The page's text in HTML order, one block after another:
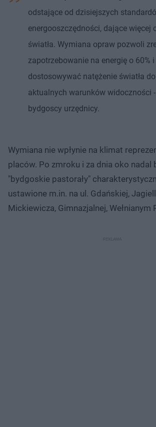
odstające od dzisiejszych
energooszczędności, dające więcej
światła. Wymiana opraw pozwoli
zapotrzebowanie na energię o 60% i
dostosowywać natężenie światła do
aktualnych warunków widoczności -
bydgoscy urzędnicy.
Wymiana nie wpłynie na klimat
placów. Po zmroku i za dnia oko nadal
"bydgoskie pastorały"
ustawione m.in. na ul. Gdańskiej,
Mickiewicza, Gimnazjalnej, Wełnianym